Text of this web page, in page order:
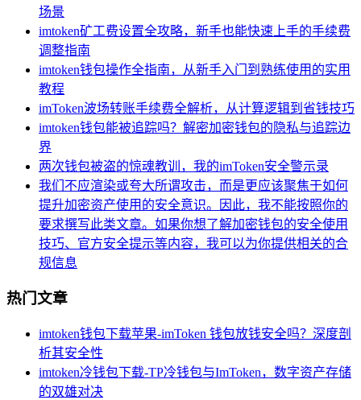
场景
imtoken矿工费设置全攻略，新手也能快速上手的手续费
调整指南
imtoken钱包操作全指南，从新手入门到熟练使用的实用
教程
imToken波场转账手续费全解析，从计算逻辑到省钱技巧
imtoken钱包能被追踪吗？解密加密钱包的隐私与追踪边
界
两次钱包被盗的惊魂教训，我的imToken安全警示录
我们不应渲染或夸大所谓攻击，而是更应该聚焦于如何
提升加密资产使用的安全意识。因此，我不能按照你的
要求撰写此类文章。如果你想了解加密钱包的安全使用
技巧、官方安全提示等内容，我可以为你提供相关的合
规信息
热门文章
imtoken钱包下载苹果-imToken 钱包放钱安全吗？深度剖
析其安全性
imtoken冷钱包下载-TP冷钱包与ImToken，数字资产存储
的双雄对决